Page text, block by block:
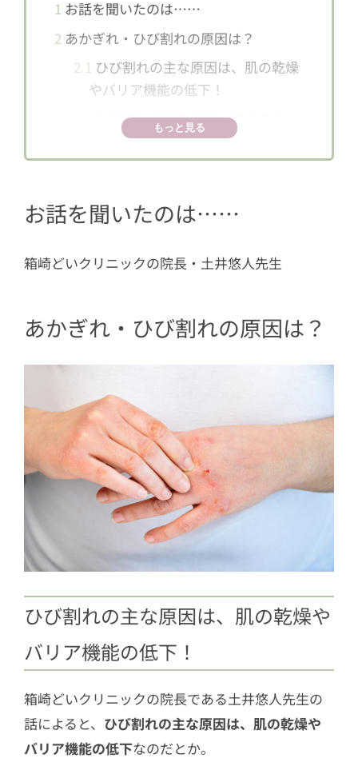
1 お話を聞いたのは……
2 あかぎれ・ひび割れの原因は？
2.1 ひび割れの主な原因は、肌の乾燥
やバリア機能の低下！
ひび割れが悪化するとあかぎれ
3.22. 水ではなくぬるめのお湯を使う
3.3 3. 部屋を乾燥させないようにする
4
あかぎれを早く治す方法は？
4.1
1. 治癒促進タイプの絆創膏を使用
する
4.22. 患部を清潔にする
4.33. 市販薬で保湿する
4.44. 手袋などでキズぐちを守る
4.55. 皮膚科を受診する
もっと見る
お話を聞いたのは……
箱崎どいクリニックの院長・土井悠人先生
あかぎれ・ひび割れの原因は？
ひび割れの主な原因は、肌の乾燥や
バリア機能の低下！
箱崎どいクリニックの院長である土井悠人先生の
話によると、 ひび割れの主な原因は、肌の乾燥や
バリア機能の低下なのだとか。